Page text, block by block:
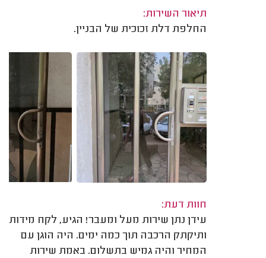
תיאור השירות:
החלפת דלת זכוכית של הבניין.
חוות דעת:
עידן נתן שירות מעל ומעבר! הגיע, לקח מידות
ותיקתק הרכבה תוך כמה ימים. היה הוגן עם
המחיר והיה גמיש בתשלום. באמת שירות